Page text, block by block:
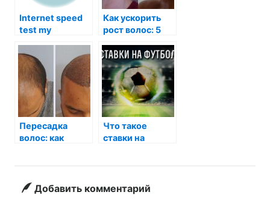
Internet speed
test my
Как ускорить
рост волос: 5
трихолога
Пересадка
волос: как
Что такое
ставки на
Добавить комментарий